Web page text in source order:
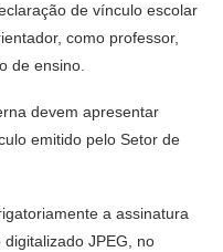
de vínculo escolar
como professor,
de ensino.
devem apresentar
emitido pelo Setor de
a assinatura
JPEG, no